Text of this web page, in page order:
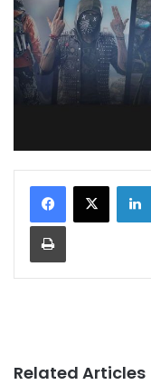
Print
Related Articles